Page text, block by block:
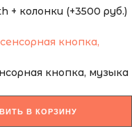
+ колонки (+3500 руб.)
кнопка, музыка
В КОРЗИНУ